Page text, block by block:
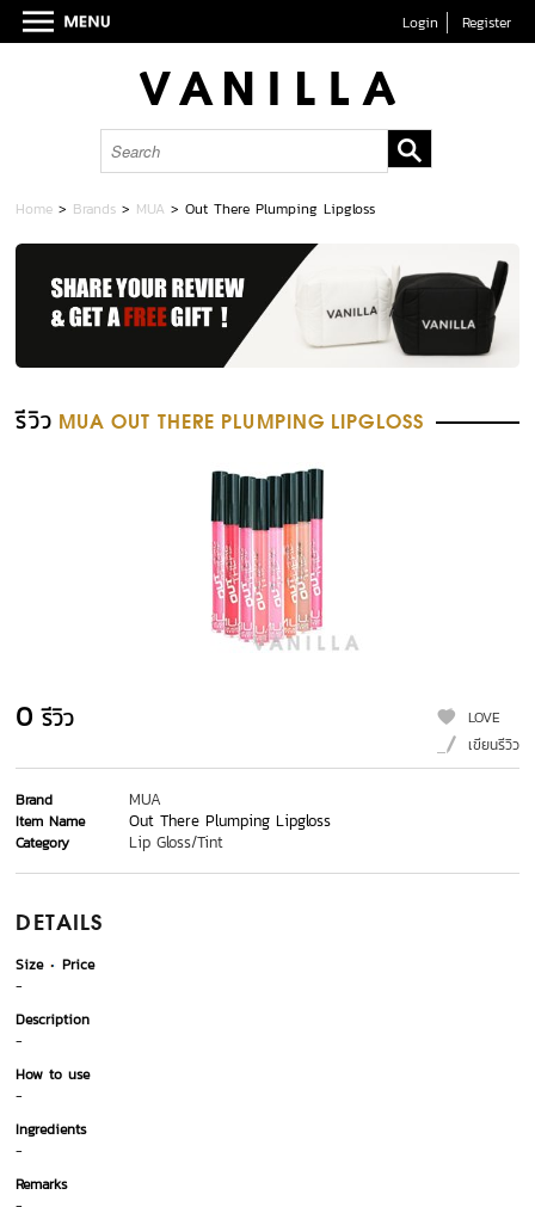
Login Register
Home > Brands > MUA >Out There Plumping Lipgloss
รีวิว MUA OUT THERE PLUMPING LIPGLOSS
0 รีวิว
LOVE
เขียนรีวิว
Brand MUA
Item Name Out There Plumping Lipgloss
Category Lip Gloss/Tint
DETAILS
Size
Price
-
Description
-
How to use
-
Ingredients
-
Remarks